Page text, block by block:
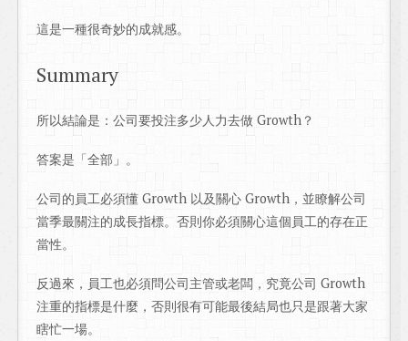
這是一種很奇妙的成就感。
Summary
所以結論是：公司要投注多少人力去做 Growth？
答案是「全部」。
公司的員工必須懂 Growth 以及關心 Growth，並瞭解公司
當季最關注的成長指標。否則你必須關心這個員工的存在正
當性。
反過來，員工也必須問公司主管或老闆，究竟公司 Growth
注重的指標是什麼，否則很有可能最後結局也只是跟著大家
瞎忙一場。